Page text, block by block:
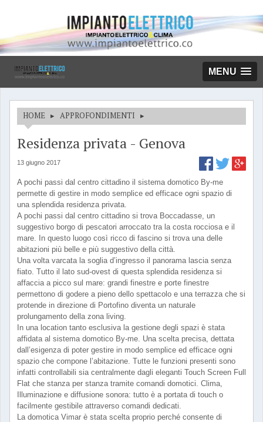
MENU
HOME ▸ APPROFONDIMENTI ▸
Residenza privata - Genova
13 giugno 2017
A pochi passi dal centro cittadino il sistema domotico By-me
permette di gestire in modo semplice ed efficace ogni spazio di
una splendida residenza privata.
A pochi passi dal centro cittadino si trova Boccadasse, un
suggestivo borgo di pescatori arroccato tra la costa rocciosa e il
mare. In questo luogo così ricco di fascino si trova una delle
abitazioni più belle e più suggestivo della città.
Una volta varcata la soglia d’ingresso il panorama lascia senza
fiato. Tutto il lato sud-ovest di questa splendida residenza si
affaccia a picco sul mare: grandi finestre e porte finestre
permettono di godere a pieno dello spettacolo e una terrazza che si
protende in direzione di Portofino diventa un naturale
prolungamento della zona living.
In una location tanto esclusiva la gestione degli spazi è stata
affidata al sistema domotico By-me. Una scelta precisa, dettata
dall’esigenza di poter gestire in modo semplice ed efficace ogni
spazio che compone l’abitazione. Tutte le funzioni presenti sono
infatti controllabili sia centralmente dagli eleganti Touch Screen Full
Flat che stanza per stanza tramite comandi domotici. Clima,
Illuminazione e diffusione sonora: tutto è a portata di touch o
facilmente gestibile attraverso comandi dedicati.
La domotica Vimar è stata scelta proprio perché consente di